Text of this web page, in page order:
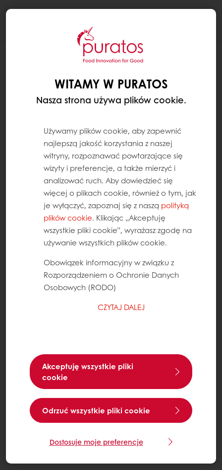
WITAMY W PURATOS
Nasza strona używa plików cookie.
Używamy plików cookie, aby zapewnić
najlepszą jakość korzystania z naszej
witryny, rozpoznawać powtarzające się
wizyty i preferencje, a także mierzyć i
analizować ruch. Aby dowiedzieć się
więcej o plikach cookie, również o tym, jak
je wyłączyć, zapoznaj się z naszą polityką
plików cookie. Klikając „Akceptuję
wszystkie pliki cookie”, wyrażasz zgodę na
używanie wszystkich plików cookie.
Obowiązek informacyjny w związku z
Rozporządzeniem o Ochronie Danych
Osobowych (RODO)
CZYTAJ DALEJ
Akceptuję wszystkie pliki
cookie
Odrzuć wszystkie pliki cookie
Dostosuje moje preferencje